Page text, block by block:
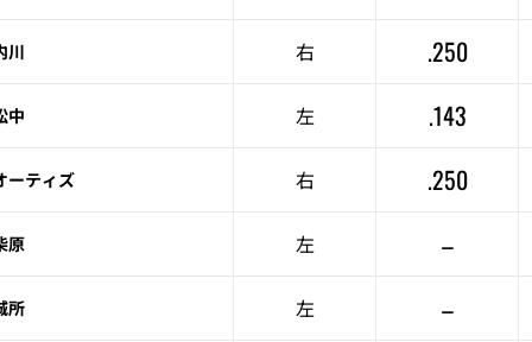
川 右 .250
中 左 .143
ーティズ 右 .250
原 左 –
所 左 –